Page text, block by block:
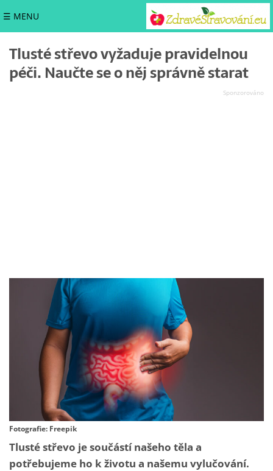
☰ MENU
Tlusté střevo vyžaduje pravidelnou
péči. Naučte se o něj správně starat
Fotografie: Freepik
Tlusté střevo je součástí našeho těla a
potřebujeme ho k životu a našemu vylučování.